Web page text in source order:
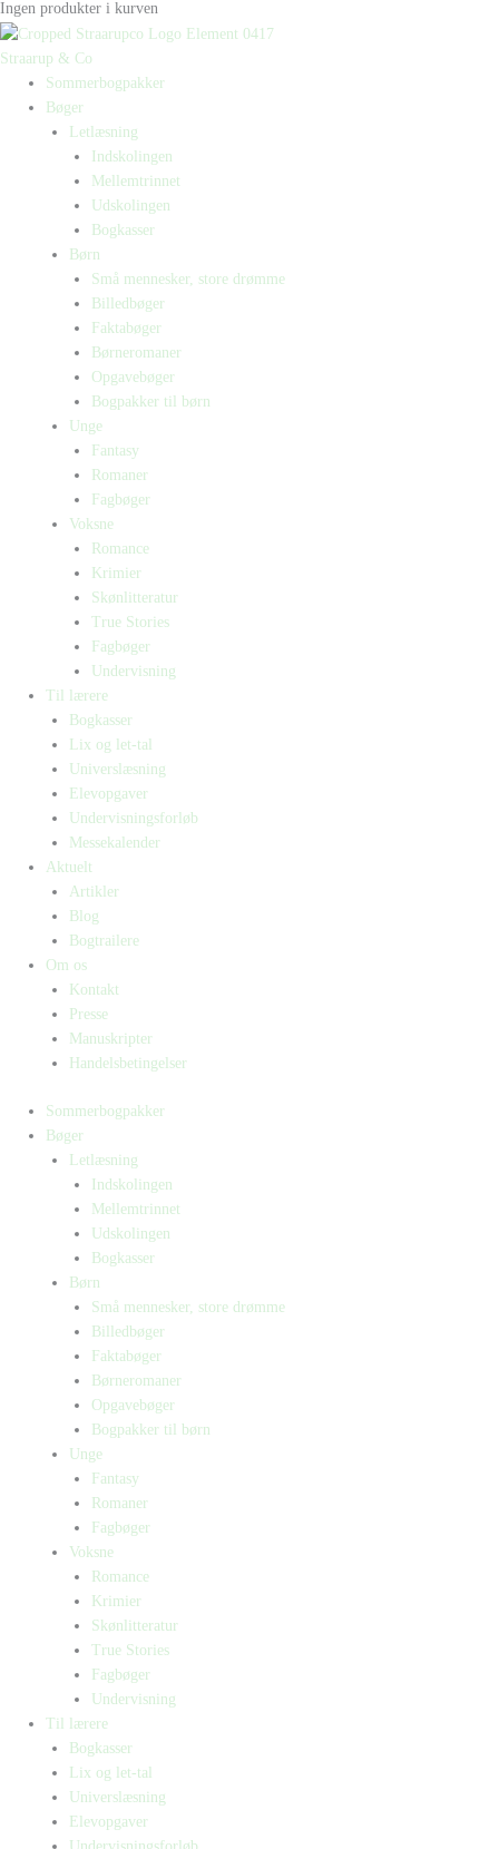
Ingen produkter i kurven
Straarup & Co
Sommerbogpakker
Bøger
Letlæsning
Indskolingen
Mellemtrinnet
Udskolingen
Bogkasser
Børn
Små mennesker, store drømme
Billedbøger
Faktabøger
Børneromaner
Opgavebøger
Bogpakker til børn
Unge
Fantasy
Romaner
Fagbøger
Voksne
Romance
Krimier
Skønlitteratur
True Stories
Fagbøger
Undervisning
Til lærere
Bogkasser
Lix og let-tal
Universlæsning
Elevopgaver
Undervisningsforløb
Messekalender
Aktuelt
Artikler
Blog
Bogtrailere
Om os
Kontakt
Presse
Manuskripter
Handelsbetingelser
Sommerbogpakker
Bøger
Letlæsning
Indskolingen
Mellemtrinnet
Udskolingen
Bogkasser
Børn
Små mennesker, store drømme
Billedbøger
Faktabøger
Børneromaner
Opgavebøger
Bogpakker til børn
Unge
Fantasy
Romaner
Fagbøger
Voksne
Romance
Krimier
Skønlitteratur
True Stories
Fagbøger
Undervisning
Til lærere
Bogkasser
Lix og let-tal
Universlæsning
Elevopgaver